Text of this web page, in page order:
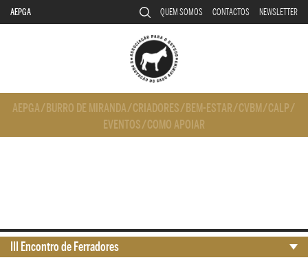
AEPGA QUEM SOMOS CONTACTOS NEWSLETTER
AEPGA/ BURRO DE MIRANDA/CRIADORES/ BEM-ESTAR/CVBM/CALP/
EVENTOS/COMO APOIAR
III Encontro de Ferradores